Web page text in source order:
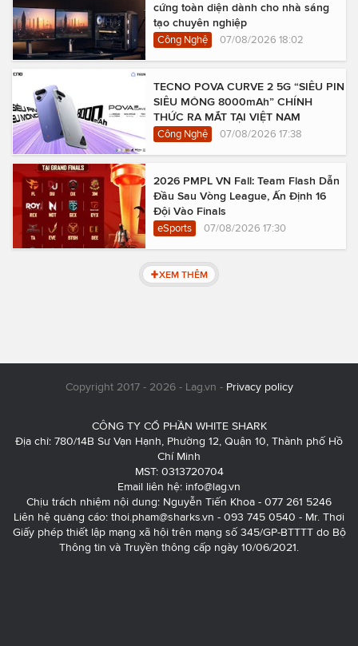
cứng toàn diện dành cho nhà sáng
tạo chuyên nghiệp
Công Nghệ 07/08/2026 18:02
TECNO POVA CURVE 2 5G “SIÊU PIN
SIÊU MỎNG 8000mAh” CHÍNH
THỨC RA MẮT TẠI VIỆT NAM
Công Nghệ 07/08/2026 17:38
2026 PMPL VN Fall: Team Flash Dẫn
Đầu Sau Vòng League, Ấn Định 16
Đội Vào Finals
eSports 07/08/2026 17:30
XEM THÊM
Copyright 2017 - 2026 - Lag.vn - Privacy policy
CÔNG TY CỔ PHẦN WHITE SHARK
Địa chỉ: 780/14B Sư Vạn Hạnh, Phường 12, Quận 10, Thành phố Hồ
Chí Minh
MST: 0313720704
Email liên hệ: info@lag.vn
Chịu trách nhiệm nội dung: Nguyễn Tiến Khoa - 077 261 5246
Liên hệ quảng cáo: thoi.pham@sharks.vn - 093 745 0540 - Mr. Thơi
Giấy phép thiết lập mạng xã hội trên mạng số 345/GP-BTTTT do Bộ
Thông tin và Truyền thông cấp ngày 10/06/2021.